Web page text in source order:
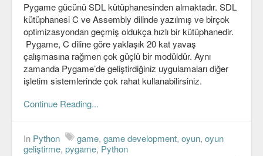
Pygame gücünü SDL kütüphanesinden almaktadır. SDL
kütüphanesi C ve Assembly dilinde yazılmış ve birçok
optimizasyondan geçmiş oldukça hızlı bir kütüphanedir.
Pygame, C diline göre yaklaşık 20 kat yavaş
çalışmasına rağmen çok güçlü bir modüldür. Aynı
zamanda Pygame’de geliştirdiğiniz uygulamaları diğer
işletim sistemlerinde çok rahat kullanabilirsiniz.
Continue Reading...
In Python game, game development, oyun, oyun
geliştirme, pygame, Python